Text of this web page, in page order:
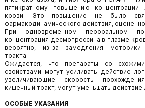
пятикратному повышению
крови. Это повышение не было
фармакодинамического действия,
При одновременном пероральном
концентрация десмопрессина в плазме
вероятно, из-за замедления моторики
тракта.
Ожидается, что препараты со схожими
свойствами могут усиливать действие
увеличивающие скорость
кишечный тракт, могут уменьшать действие
ОСОБЫЕ УКАЗАНИЯ